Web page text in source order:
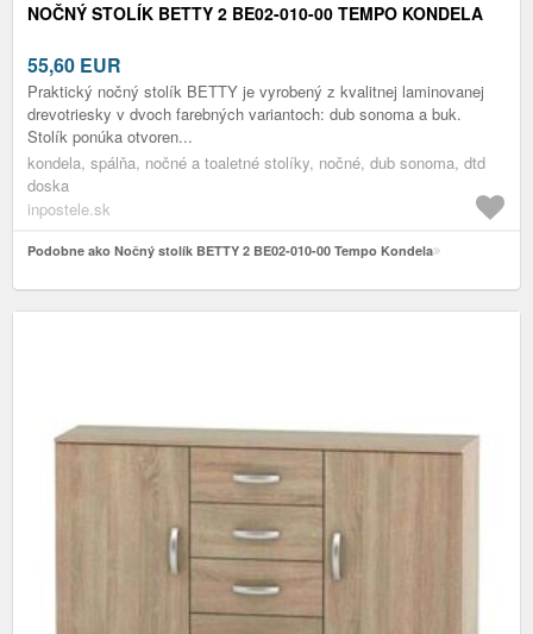
NOČNÝ STOLÍK BETTY 2 BE02-010-00 TEMPO KONDELA
55,60 EUR
Praktický nočný stolík BETTY je vyrobený z kvalitnej laminovanej
drevotriesky v dvoch farebných variantoch: dub sonoma a buk.
Stolík ponúka otvoren...
kondela, spálňa, nočné a toaletné stolíky, nočné, dub sonoma, dtd
doska
inpostele.sk
Podobne ako Nočný stolík BETTY 2 BE02-010-00 Tempo Kondela